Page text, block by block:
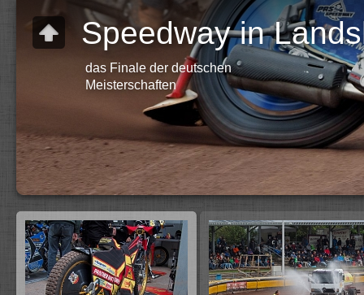
Speedway in
das Finale der deutschen
Meisterschaften